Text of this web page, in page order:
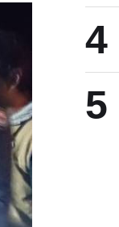
4
5